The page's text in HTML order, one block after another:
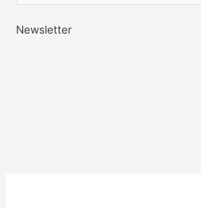
Newsletter